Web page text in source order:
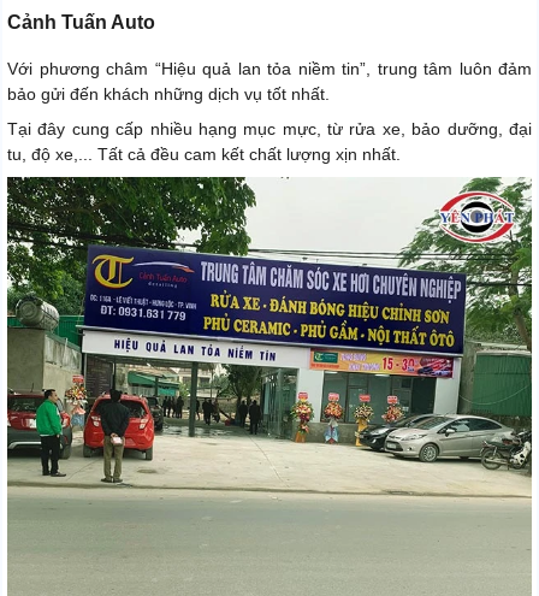
Cảnh Tuấn Auto
Với phương châm “Hiệu quả lan tỏa niềm tin”, trung tâm luôn đảm
bảo gửi đến khách những dịch vụ tốt nhất.
Tại đây cung cấp nhiều hạng mục mực, từ rửa xe, bảo dưỡng, đại
tu, độ xe,... Tất cả đều cam kết chất lượng xịn nhất.